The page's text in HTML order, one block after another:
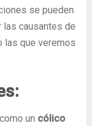
se pueden
las causantes de
las que veremos
un cólico